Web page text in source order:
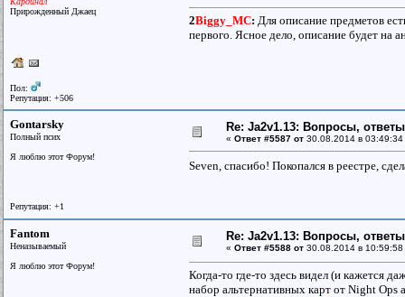
Прирожденный Джаец
Пол:
Репутация: +506
2Biggy_MC: Для описание предметов
первого. Ясное дело, описание будет на
Gontarsky
Полный псих
Я люблю этот Форум!
Репутация: +1
Re: Ja2v1.13: Вопросы,
« Ответ #5587 от 30.08.2014 в 03:49:34
Seven, спасибо! Покопался в реестре,
Fantom
Неназываемый
Я люблю этот Форум!
Re: Ja2v1.13: Вопросы,
« Ответ #5588 от 30.08.2014 в 10:59:58
Когда-то где-то здесь видел (и кажется
набор альтернативных карт от Night Ops